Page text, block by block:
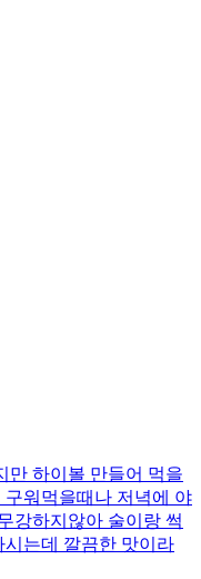
만 하이볼 만들어 먹을
워먹을때나 저녁에 야
강하지않아 술이랑 썩
는데 깔끔한 맛이라